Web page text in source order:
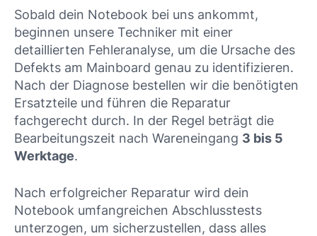
Sobald dein Notebook bei uns ankommt,
beginnen unsere Techniker mit einer
detaillierten Fehleranalyse, um die Ursache des
Defekts am Mainboard genau zu identifizieren.
Nach der Diagnose bestellen wir die benötigten
Ersatzteile und führen die Reparatur
fachgerecht durch. In der Regel beträgt die
Bearbeitungszeit nach Wareneingang 3 bis 5
Werktage.
Nach erfolgreicher Reparatur wird dein
Notebook umfangreichen Abschlusstests
unterzogen, um sicherzustellen, dass alles